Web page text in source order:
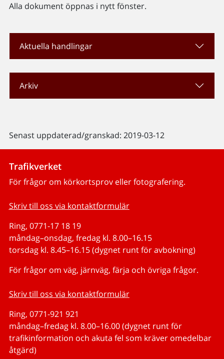
Alla dokument öppnas i nytt fönster.
Aktuella handlingar
Arkiv
Senast uppdaterad/granskad: 2019-03-12
Trafikverket
För frågor om körkortsprov eller fotografering.
Skriv till oss via kontaktformulär
Ring, 0771-17 18 19
måndag–onsdag, fredag kl. 8.00–16.15
torsdag kl. 8.45–16.15 (dygnet runt för avbokning)
För frågor om väg, järnväg, färja och övriga frågor.
Skriv till oss via kontaktformulär
Ring, 0771-921 921
måndag–fredag kl. 8.00–16.00 (dygnet runt för
trafikinformation och akuta fel som kräver omedelbar
åtgärd)